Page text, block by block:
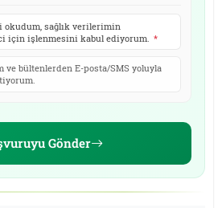
okudum, sağlık verilerimin
için işlenmesini kabul ediyorum. *
ve bültenlerden E-posta/SMS yoluyla
Gönder